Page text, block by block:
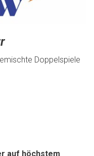
Doppelspiele
auf höchstem